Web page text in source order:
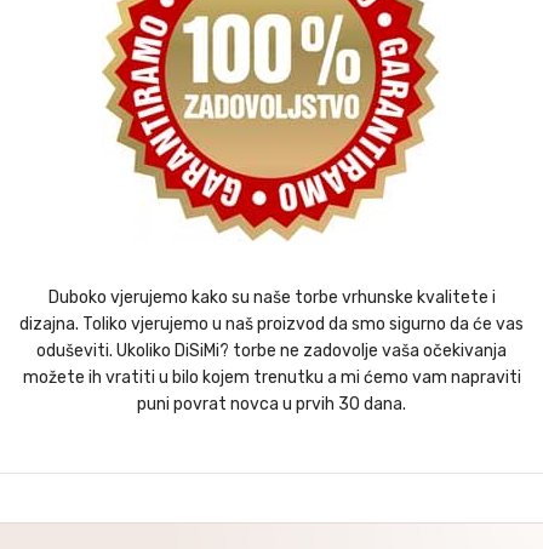
Duboko vjerujemo kako su naše torbe vrhunske kvalitete i
dizajna. Toliko vjerujemo u naš proizvod da smo sigurno da će vas
oduševiti. Ukoliko DiSiMi? torbe ne zadovolje vaša očekivanja
možete ih vratiti u bilo kojem trenutku a mi ćemo vam napraviti
puni povrat novca u prvih 30 dana.